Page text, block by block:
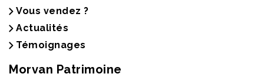
Vous vendez ?
Actualités
Témoignages
Morvan Patrimoine